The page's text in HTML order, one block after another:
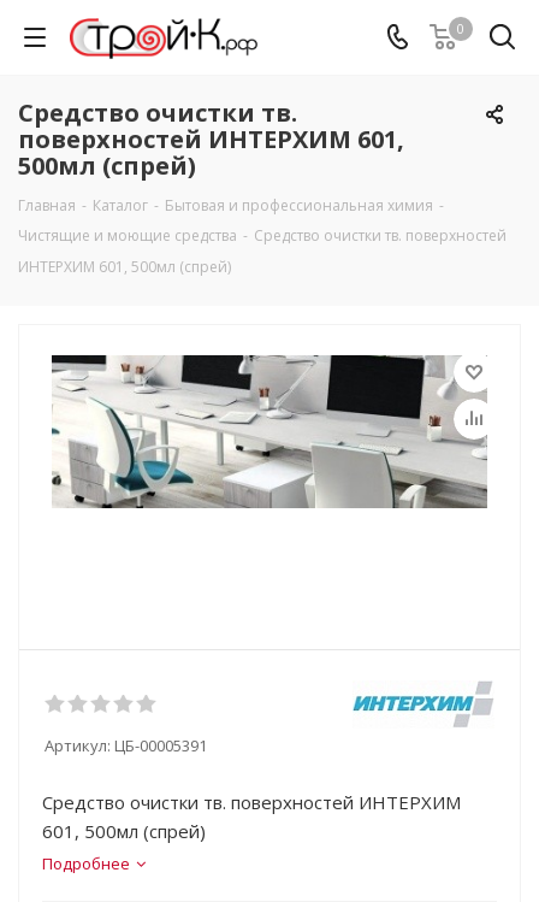
0
Cредство очистки тв.
поверхностей ИНТЕРХИМ 601,
500мл (спрей)
Главная - Каталог - Бытовая и профессиональная химия -
Чистящие и моющие средства - Cредство очистки тв. поверхностей
ИНТЕРХИМ 601, 500мл (спрей)
Артикул: ЦБ-00005391
Cредство очистки тв. поверхностей ИНТЕРХИМ
601, 500мл (спрей)
Подробнее